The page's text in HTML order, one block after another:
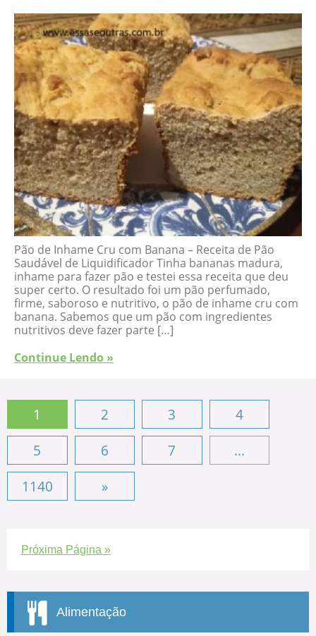
Pão de Inhame Cru com Banana – Receita de Pão
Saudável de Liquidificador Tinha bananas madura,
inhame para fazer pão e testei essa receita que deu
super certo. O resultado foi um pão perfumado,
firme, saboroso e nutritivo, o pão de inhame cru com
banana. Sabemos que um pão com ingredientes
nutritivos deve fazer parte […]
Continue Lendo »
1 2 3
4
5
6 7
...
1140
»
Próxima Página »
Alimentação